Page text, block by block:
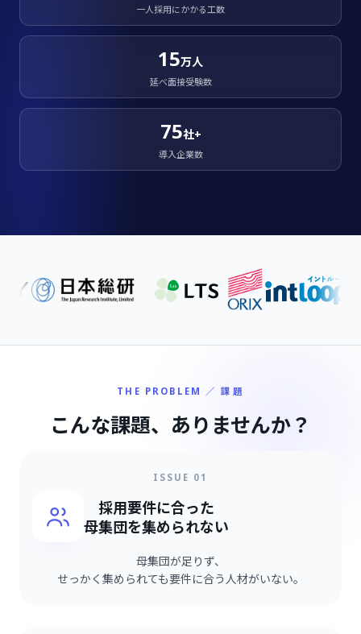
一人採用にかかる工数
15万人
延べ面接受験数
75社+
導入企業数
THE PROBLEM ／ 課題
こんな課題、 ありませんか？
ISSUE 01
採用要件に合った
母集団を集められない
母集団が足りず、
せっかく集められても要件に合う人材がいない。